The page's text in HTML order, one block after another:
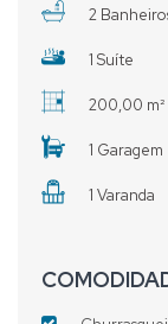
2
1 Suíte
200,00
1 Garagem
1 Varanda